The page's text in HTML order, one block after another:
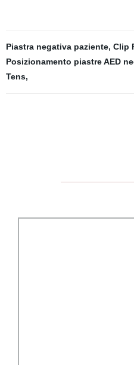
Piastra negativa paziente, Clip
Posizionamento piastre AED
Tens,